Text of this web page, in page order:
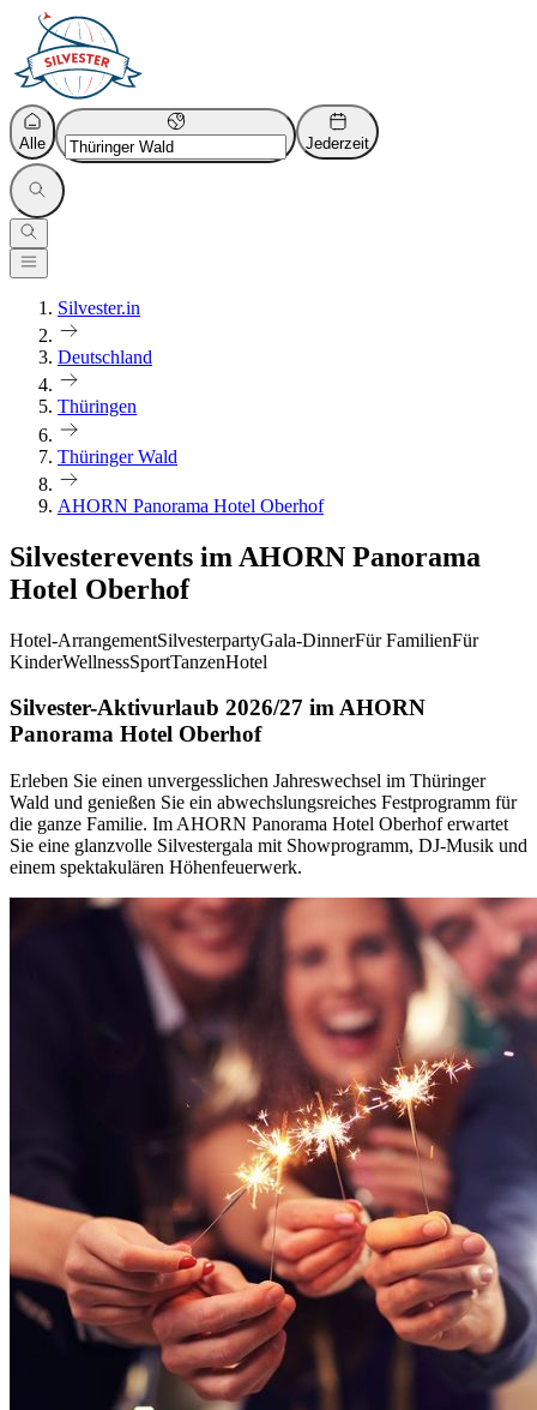
Alle Jederzeit
Silvester.in
Deutschland
Thüringen
Thüringer Wald
AHORN Panorama Hotel Oberhof
Silvesterevents im AHORN Panorama
Hotel Oberhof
Hotel-ArrangementSilvesterpartyGala-DinnerFür FamilienFür
KinderWellnessSportTanzenHotel
Silvester-Aktivurlaub 2026/27 im AHORN
Panorama Hotel Oberhof
Erleben Sie einen unvergesslichen Jahreswechsel im Thüringer
Wald und genießen Sie ein abwechslungsreiches Festprogramm für
die ganze Familie. Im AHORN Panorama Hotel Oberhof erwartet
Sie eine glanzvolle Silvestergala mit Showprogramm, DJ-Musik und
einem spektakulären Höhenfeuerwerk.